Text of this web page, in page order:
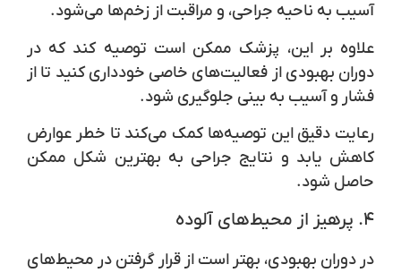
آسیب به ناحیه جراحی، و مراقبت از زخم‌ها می‌شود.
علاوه بر این، پزشک ممکن است توصیه کند که در
دوران بهبودی از فعالیت‌های خاصی خودداری کنید تا از
فشار و آسیب به بینی جلوگیری شود.
رعایت دقیق این توصیه‌ها کمک می‌کند تا خطر عوارض
کاهش یابد و نتایج جراحی به بهترین شکل ممکن
حاصل شود.
۴. پرهیز از محیط‌های آلوده
در دوران بهبودی، بهتر است از قرار گرفتن در محیط‌های